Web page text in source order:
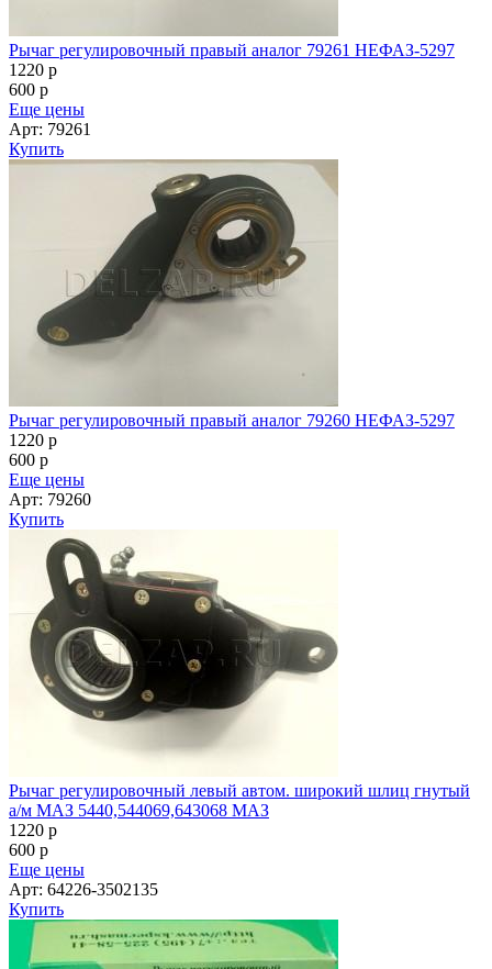
Рычаг регулировочный правый аналог 79261 НЕФАЗ-5297
1220 p
600 p
Еще цены
Арт: 79261
Купить
Рычаг регулировочный правый аналог 79260 НЕФАЗ-5297
1220 p
600 p
Еще цены
Арт: 79260
Купить
Рычаг регулировочный левый автом. широкий шлиц гнутый
а/м МАЗ 5440,544069,643068 МАЗ
1220 p
600 p
Еще цены
Арт: 64226-3502135
Купить